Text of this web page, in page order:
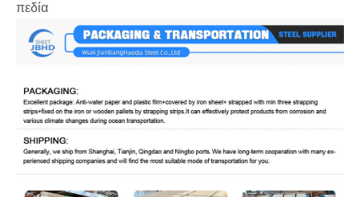
πεδία